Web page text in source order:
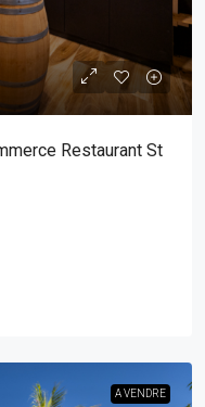
Restaurant St
A VENDRE